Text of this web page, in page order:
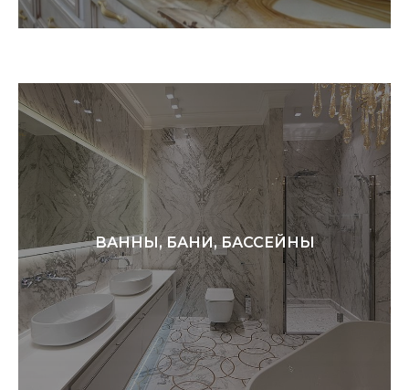
ВАННЫ, БАНИ, БАССЕЙНЫ